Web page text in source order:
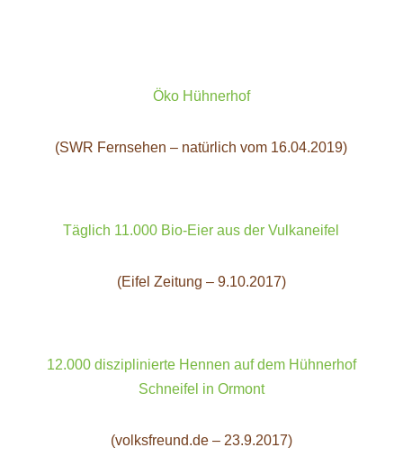
Öko Hühnerhof
(SWR Fernsehen – natürlich vom 16.04.2019)
Täglich 11.000 Bio-Eier aus der Vulkaneifel
(Eifel Zeitung – 9.10.2017)
12.000 disziplinierte Hennen auf dem Hühnerhof
Schneifel in Ormont
(volksfreund.de – 23.9.2017)